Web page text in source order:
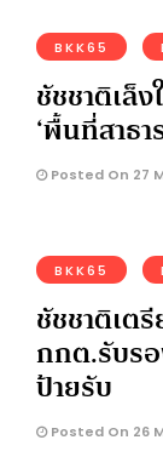
BKK65
ชัชชาติเล็
‘พื้นที่สาธ
Posted On 27
BKK65
ชัชชาติเต
กกต.รับร
ป้ายรับ
Posted On 26